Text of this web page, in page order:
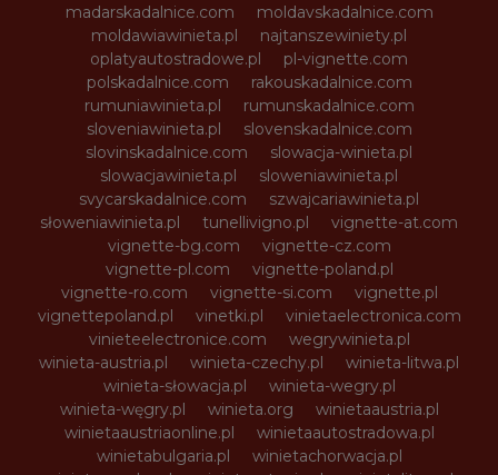
madarskadalnice.com
moldavskadalnice.com
moldawiawinieta.pl
najtanszewiniety.pl
oplatyautostradowe.pl
pl-vignette.com
polskadalnice.com
rakouskadalnice.com
rumuniawinieta.pl
rumunskadalnice.com
sloveniawinieta.pl
slovenskadalnice.com
slovinskadalnice.com
slowacja-winieta.pl
slowacjawinieta.pl
sloweniawinieta.pl
svycarskadalnice.com
szwajcariawinieta.pl
słoweniawinieta.pl
tunellivigno.pl
vignette-at.com
vignette-bg.com
vignette-cz.com
vignette-pl.com
vignette-poland.pl
vignette-ro.com
vignette-si.com
vignette.pl
vignettepoland.pl
vinetki.pl
vinietaelectronica.com
vinieteelectronice.com
wegrywinieta.pl
winieta-austria.pl
winieta-czechy.pl
winieta-litwa.pl
winieta-słowacja.pl
winieta-wegry.pl
winieta-węgry.pl
winieta.org
winietaaustria.pl
winietaaustriaonline.pl
winietaautostradowa.pl
winietabulgaria.pl
winietachorwacja.pl